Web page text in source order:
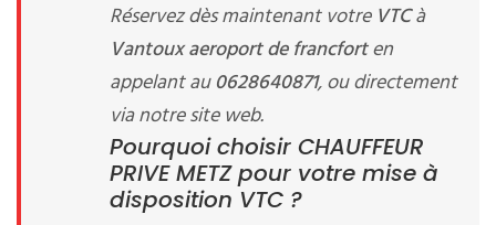
Réservez dès maintenant votre VTCà
Vantoux aeroport de francforten
appelant au0628640871, ou directement
via notre site web.
Pourquoi choisir CHAUFFEUR
PRIVE METZ pour votre mise à
disposition VTC ?